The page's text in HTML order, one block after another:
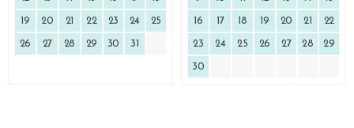
19 20 21 22 23 24 25
26 27 28 29 30 31
16 17 18 19 20 21 22
23 24 25 26 27 28 29
30